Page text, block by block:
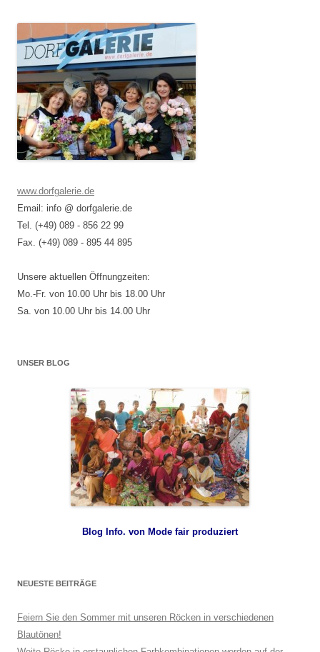
www.dorfgalerie.de
Email: info @ dorfgalerie.de
Tel. (+49) 089 - 856 22 99
Fax. (+49) 089 - 895 44 895
Unsere aktuellen Öffnungzeiten:
Mo.-Fr. von 10.00 Uhr bis 18.00 Uhr
Sa. von 10.00 Uhr bis 14.00 Uhr
UNSER BLOG
Blog Info. von Mode fair produziert
NEUESTE BEITRÄGE
Feiern Sie den Sommer mit unseren Röcken in verschiedenen
Blautönen!